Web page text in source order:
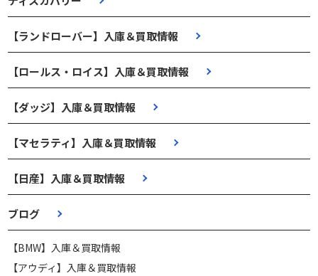
【ランドローバー】入庫＆買取情報
【ロールス・ロイス】入庫＆買取情報
【ダッジ】入庫＆買取情報
【マセラティ】入庫＆買取情報
【日産】入庫＆買取情報
ブログ
【BMW】入庫＆買取情報
【アウディ】入庫＆買取情報